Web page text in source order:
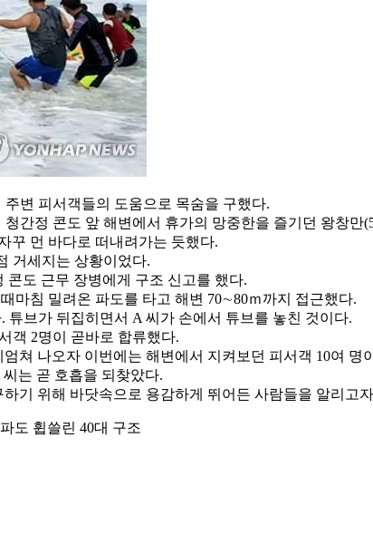
변 피서객들의 도움으로 목숨을 구했다.
간정 콘도 앞 해변에서 휴가의 망중한을 즐기던 왕창만
꾸 먼 바다로 떠내려가는 듯했다.
거세지는 상황이었다.
도 근무 장병에게 구조 신고를 했다.
마침 밀려온 파도를 타고 해변 70∼80ｍ까지 접근했다.
브가 뒤집히면서 A 씨가 손에서 튜브를 놓친 것이다.
객 2명이 곧바로 합류했다.
쳐 나오자 이번에는 해변에서 지켜보던 피서객 10여 명
는 곧 호흡을 되찾았다.
기 위해 바닷속으로 용감하게 뛰어든 사람들을 알리고
도 휩쓸린 40대 구조